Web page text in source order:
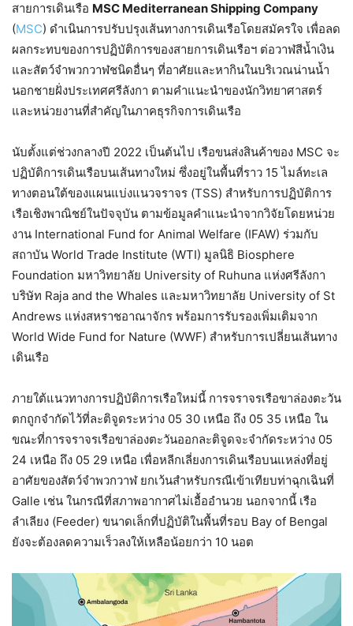
สายการเดินเรือ MSC Mediterranean Shipping Company
(MSC) ดำเนินการปรับปรุงเส้นทางการเดินเรือโดยสมัครใจ เพื่อลด
ผลกระทบของการปฏิบัติการของสายการเดินเรือฯ ต่อวาฬสีน้ำเงิน
และสัตว์จำพวกวาฬชนิดอื่นๆ ที่อาศัยและหากินในบริเวณน่านน้ำ
นอกชายฝั่งประเทศศรีลังกา ตามคำแนะนำของนักวิทยาศาสตร์
และหน่วยงานที่สำคัญในภาคธุรกิจการเดินเรือ
นับตั้งแต่ช่วงกลางปี 2022 เป็นต้นไป เรือขนส่งสินค้าของ MSC จะ
ปฏิบัติการเดินเรือบนเส้นทางใหม่ ซึ่งอยู่ในพื้นที่ราว 15 ไมล์ทะเล
ทางตอนใต้ของแผนแบ่งแนวจราจร (TSS) สำหรับการปฏิบัติการ
เรือเชิงพาณิชย์ในปัจจุบัน ตามข้อมูลคำแนะนำจากวิจัยโดยหน่วย
งาน International Fund for Animal Welfare (IFAW) ร่วมกับ
สถาบัน World Trade Institute (WTI) มูลนิธิ Biosphere
Foundation มหาวิทยาลัย University of Ruhuna แห่งศรีลังกา
บริษัท Raja and the Whales และมหาวิทยาลัย University of St
Andrews แห่งสหราชอาณาจักร พร้อมการรับรองเพิ่มเติมจาก
World Wide Fund for Nature (WWF) สำหรับการเปลี่ยนเส้นทาง
เดินเรือ
ภายใต้แนวทางการปฏิบัติการเรือใหม่นี้ การจราจรเรือขาล่องตะวัน
ตกถูกจำกัดไว้ที่ละติจูดระหว่าง 05 30 เหนือ ถึง 05 35 เหนือ ใน
ขณะที่การจราจรเรือขาล่องตะวันออกละติจูดจะจำกัดระหว่าง 05
24 เหนือ ถึง 05 29 เหนือ เพื่อหลีกเลี่ยงการเดินเรือบนแหล่งที่อยู่
อาศัยของสัตว์จำพวกวาฬ ยกเว้นสำหรับกรณีเข้าเทียบท่าฉุกเฉินที่
Galle เช่น ในกรณีที่สภาพอากาศไม่เอื้ออำนวย นอกจากนี้ เรือ
ลำเลียง (Feeder) ขนาดเล็กที่ปฏิบัติในพื้นที่รอบ Bay of Bengal
ยังจะต้องลดความเร็วลงให้เหลือน้อยกว่า 10 นอต